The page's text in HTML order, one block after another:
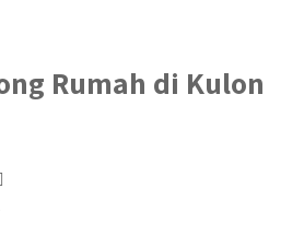
Rumah di Kulon